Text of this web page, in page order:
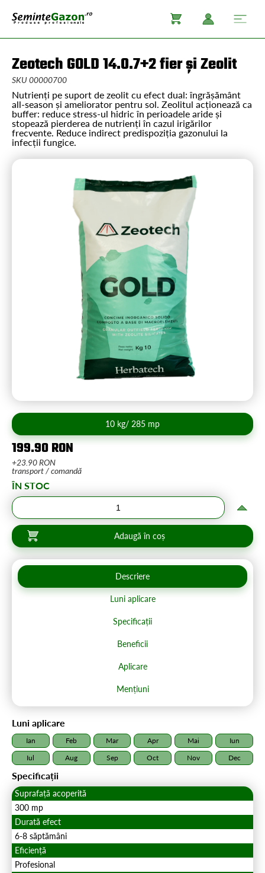
Zeotech GOLD 14.0.7+2 fier și Zeolit
SKU 00000700
Nutrienți pe suport de zeolit cu efect dual: îngrășământ
all-season și ameliorator pentru sol. Zeolitul acționează ca
buffer: reduce stress-ul hidric în perioadele aride și
stopează pierderea de nutrienți în cazul irigărilor
frecvente. Reduce indirect predispoziția gazonului la
infecții fungice.
10 kg/ 285 mp
199.90 RON
+23.90 RON
transport / comandă
ÎN STOC
Adaugă în coș
Descriere
Luni aplicare
Specificații
Beneficii
Aplicare
Mențiuni
Luni aplicare
Ian Feb Mar Apr Mai
Iun
Iul
Aug Sep Oct Nov Dec
Specificații
Suprafață acoperită
300 mp
Durată efect
6-8 săptămâni
Eficiență
Profesional